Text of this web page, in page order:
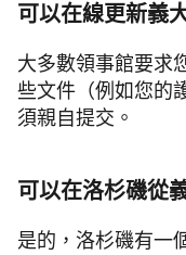
可以在線更新義
大多數領事館要求
些文件（例如您的
須親自提交。
可以在洛杉磯從
是的，洛杉磯有一